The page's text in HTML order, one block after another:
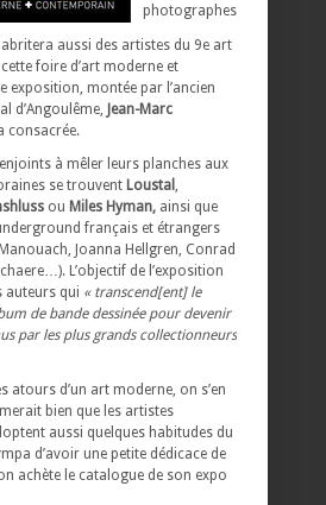
photographes
aussi des artistes du 9e art
foire d’art moderne et
exposition, montée par l’ancien
d’Angoulême, Jean-Marc
consacrée.
à mêler leurs planches aux
se trouvent Loustal
ou Miles Hyman, ainsi que
français et étrangers
Joanna Hellgren, Conrad
L’objectif de l’exposition
auteurs qui « transcend[ent] le
de bande dessinée pour devenir
par les plus grands collectionneurs
atours d’un art moderne, on s’en
bien que les artistes
aussi quelques habitudes du
d’avoir une petite dédicace de
achète le catalogue de son expo